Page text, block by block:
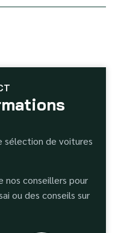
sélection de voitures
nos conseillers pour
ou des conseils sur